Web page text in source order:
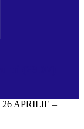
26 APRILIE –